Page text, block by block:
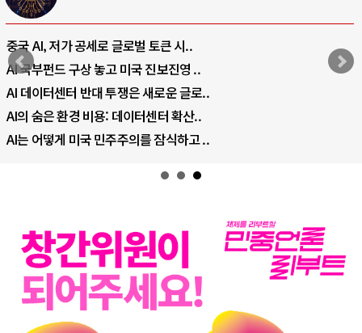
중국 AI, 저가 공세로 글로벌 토큰 시..
AI 국부펀드 구상 놓고 미국 진보진영 ..
AI 데이터센터 반대 투쟁은 새로운 글로..
AI의 숨은 환경 비용: 데이터센터 확산..
AI는 어떻게 미국 민주주의를 잠식하고 ..